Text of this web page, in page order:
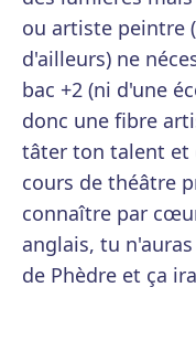
ou artiste peintre
d'ailleurs) ne
bac +2 (ni d'une
donc une fibre
tâter ton talent et
cours de théâtre
connaître par
anglais, tu
de Phèdre et ça